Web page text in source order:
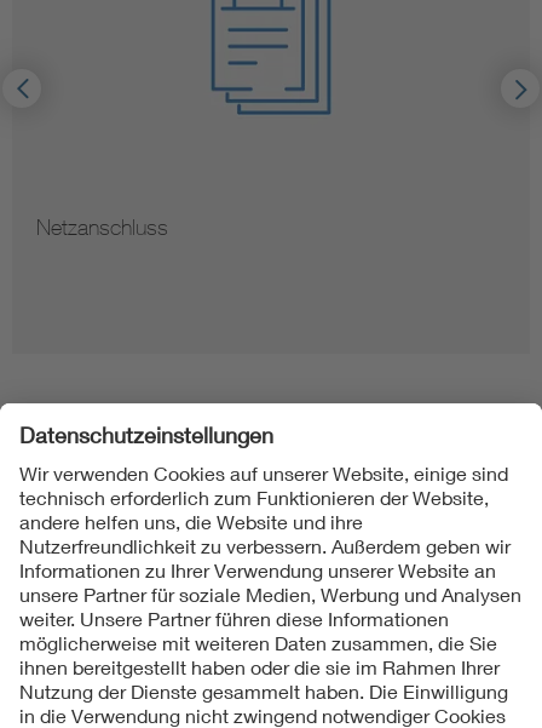
Netzanschluss
Folgen Sie uns
Kontakte